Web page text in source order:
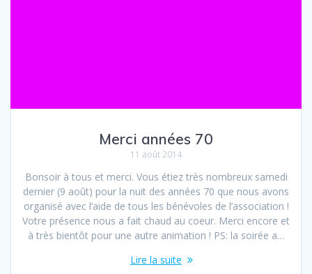
Merci années 70
11 août 2014
Bonsoir à tous et merci. Vous étiez très nombreux samedi
dernier (9 août) pour la nuit des années 70 que nous avons
organisé avec l’aide de tous les bénévoles de l’association !
Votre présence nous a fait chaud au coeur. Merci encore et
à très bientôt pour une autre animation ! PS: la soirée a…
Lire la suite